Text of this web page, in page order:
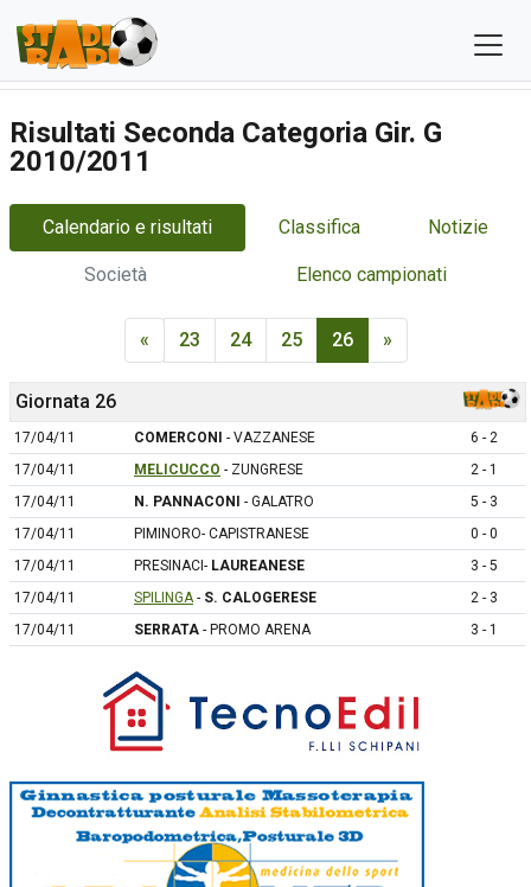
Risultati Seconda Categoria Gir. G
2010/2011
Calendario e risultati Classifica Notizie
Società Elenco campionati
« 23 24 25 26 »
Giornata 26
17/04/11 COMERCONI - VAZZANESE
6 - 2
17/04/11
MELICUCCO - ZUNGRESE
2 - 1
17/04/11
N. PANNACONI - GALATRO
5 - 3
17/04/11
PIMINORO- CAPISTRANESE
0 - 0
17/04/11
PRESINACI- LAUREANESE
3 - 5
17/04/11
SPILINGA- S. CALOGERESE
2 - 3
17/04/11
SERRATA - PROMO ARENA 3 - 1